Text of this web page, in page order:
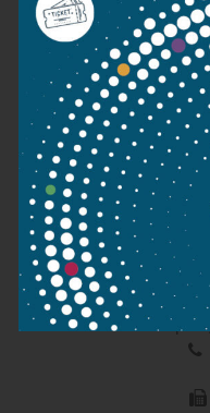
1095